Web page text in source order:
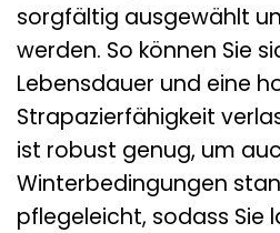
sorgfältig ausgewählt
werden. So können Sie
Lebensdauer und eine
Strapazierfähigkeit
ist robust genug, um
Winterbedingungen
pflegeleicht, sodass Sie